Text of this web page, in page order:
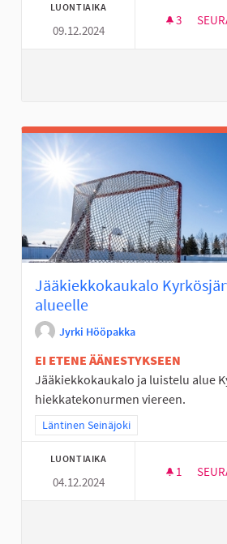
LUONTIAIKA
09.12.2024
3 3
Jääkiekkokaukalo
alueelle
Jyrki Hööpakka
EI ETENE ÄÄNESTYKSEEN
Jääkiekkokaukalo ja luistelu alue
hiekkatekonurmen viereen.
Rajaa tulokset teeman mukaan:
Läntinen Seinäjoki
LUONTIAIKA
04.12.2024
1 1